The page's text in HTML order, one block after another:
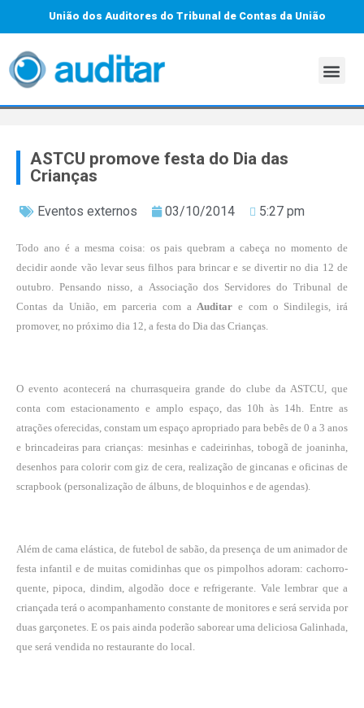
União dos Auditores do Tribunal de Contas da União
ASTCU promove festa do Dia das
Crianças
Eventos externos 03/10/2014 5:27 pm
Todo ano é a mesma coisa: os pais quebram a cabeça no momento de
decidir aonde vão levar seus filhos para brincar e se divertir no dia 12 de
outubro. Pensando nisso, a Associação dos Servidores do Tribunal de
Contas da União, em parceria com aAuditar e com o Sindilegis, irá
promover, no próximo dia 12, a festa do Dia das Crianças.
O evento acontecerá na churrasqueira grande do clube da ASTCU, que
conta com estacionamento e amplo espaço, das 10h às 14h. Entre as
atrações oferecidas, constam um espaço apropriado para bebês de 0 a 3 anos
e brincadeiras para crianças: mesinhas e cadeirinhas, tobogã de joaninha,
desenhos para colorir com giz de cera, realização de gincanas e oficinas de
scrapbook (personalização de álbuns, de bloquinhos e de agendas).
Além de cama elástica, de futebol de sabão, da presença de um animador de
festa infantil e de muitas comidinhas que os pimpolhos adoram: cachorro-
quente, pipoca, dindim, algodão doce e refrigerante. Vale lembrar que a
criançada terá o acompanhamento constante de monitores e será servida por
duas garçonetes. E os pais ainda poderão saborear uma deliciosa Galinhada,
que será vendida no restaurante do local.